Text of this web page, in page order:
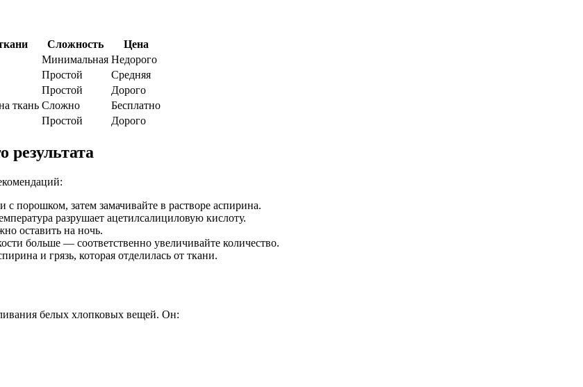
Сложность
Цена
Минимальная Недорого
Простой
Средняя
Простой
Дорого
ткань Сложно
Бесплатно
Простой Дорого
с порошком, затем замачивайте в растворе аспирина.
разрушает ацетилсалициловую кислоту.
оставить на ночь.
больше — соответственно увеличивайте количество.
и грязь, которая отделилась от ткани.
белых хлопковых вещей. Он: